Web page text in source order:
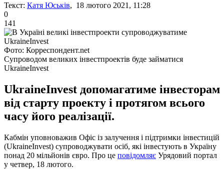
Текст: Катя Юськів, 18 лютого 2021, 11:28
0
141
Фото: Корреспондент.net
Супроводом великих інвестпроектів буде займатися
UkraineInvest
UkraineInvest допомагатиме інвесторам
від старту проекту і протягом всього
часу його реалізації.
Кабмін уповноважив Офіс із залучення і підтримки інвестицій
(UkraineInvest) супроводжувати осіб, які інвестують в Україну
понад 20 мільйонів євро. Про це повідомляє Урядовий портал
у четвер, 18 лютого.